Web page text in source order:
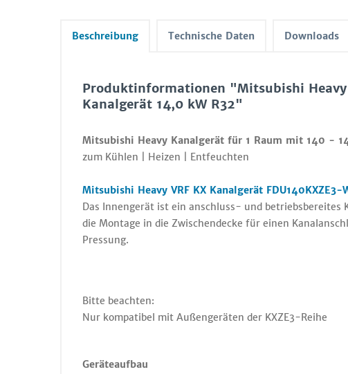
Beschreibung Technische Daten Downloads
Produktinformationen "Mitsubishi Heavy
Kanalgerät 14,0 kW R32"
Mitsubishi Heavy Kanalgerät für 1 Raum mit 140 -
zum Kühlen | Heizen | Entfeuchten
Mitsubishi Heavy VRF KX Kanalgerät
Das Innengerät ist ein anschluss- und betriebsbereites
die Montage in die Zwischendecke für einen
Pressung.
Bitte beachten:
Nur kompatibel mit Außengeräten der KXZE3-Reihe
Geräteaufbau